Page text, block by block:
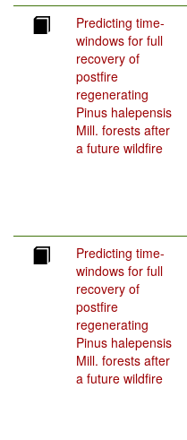
Predicting time-
windows for full
recovery of
postfire
regenerating
Pinus halepensis
Mill. forests after
a future wildfire
Predicting time-
windows for full
recovery of
postfire
regenerating
Pinus halepensis
Mill. forests after
a future wildfire